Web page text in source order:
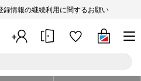
録情報の継続利用に関するお願い